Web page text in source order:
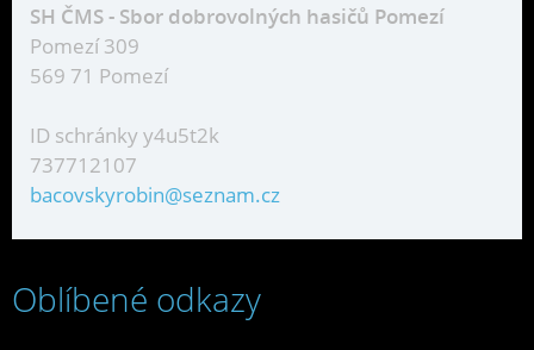
SH ČMS - Sbor dobrovolných hasičů Pomezí
Pomezí 309
569 71 Pomezí
ID schránky y4u5t2k
737712107
bacovskyrobin@seznam.cz
Oblíbené odkazy